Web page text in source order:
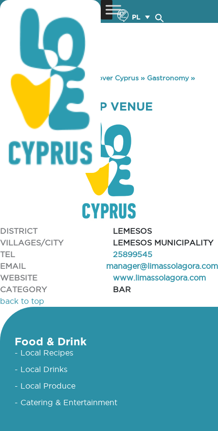
PL
You are here: Home »Discover Cyprus » Gastronomy»
SHAKA ROOFTOP VENUE
SHAKA ROOFTOP VENUE
DISTRICT
LEMESOS
VILLAGES/CITY
LEMESOS MUNICIPALITY
TEL
25899545
EMAIL
manager@limassolagora.com
WEBSITE
www.limassolagora.com
CATEGORY
BAR
back to top
Food & Drink
- Local Recipes
- Local Drinks
- Local Produce
- Catering & Entertainment